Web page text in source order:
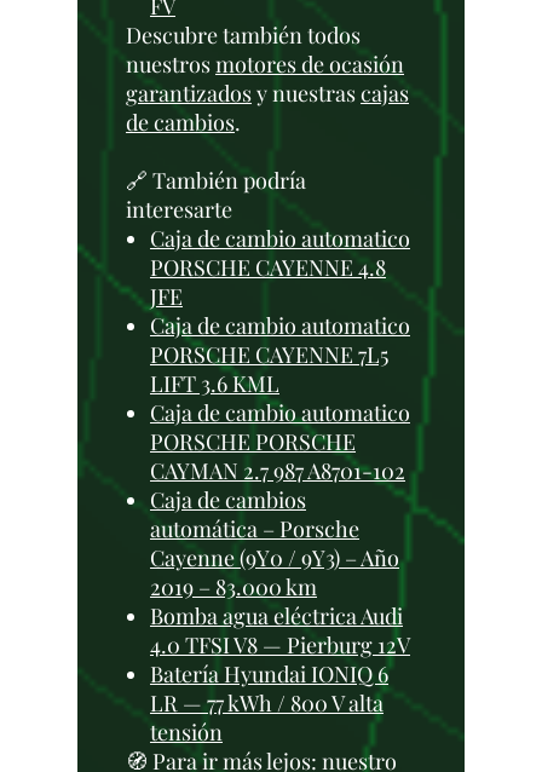
FV
Descubre también todos
nuestrosmotores de ocasión
garantizadosy nuestrascajas
de cambios.
🔗 También podría
interesarte
Caja de cambio automatico
PORSCHE CAYENNE 4.8
JFE
Caja de cambio automatico
PORSCHE CAYENNE 7L5
LIFT 3.6 KML
Caja de cambio automatico
PORSCHE PORSCHE
CAYMAN 2.7 987 A8701-102
Caja de cambios
automática – Porsche
Cayenne (9Y0 / 9Y3) – Año
2019 – 83.000 km
Bomba agua eléctrica Audi
4.0 TFSI V8 — Pierburg 12V
Batería Hyundai IONIQ 6
LR — 77 kWh / 800 V alta
tensión
🧭 Para ir más lejos: nuestro